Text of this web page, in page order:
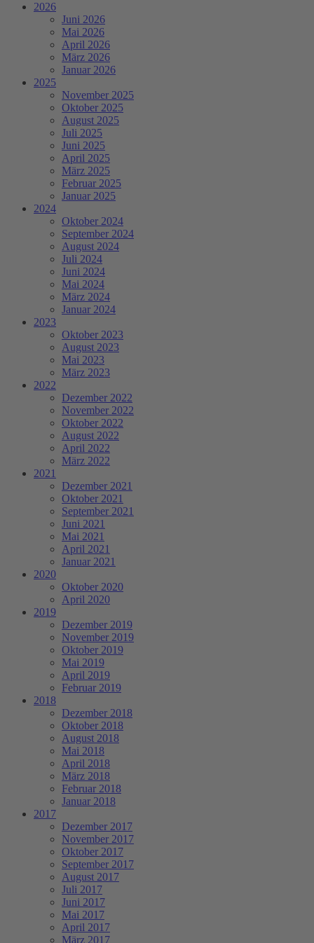
2026
Juni 2026
Mai 2026
April 2026
März 2026
Januar 2026
2025
November 2025
Oktober 2025
August 2025
Juli 2025
Juni 2025
April 2025
März 2025
Februar 2025
Januar 2025
2024
Oktober 2024
September 2024
August 2024
Juli 2024
Juni 2024
Mai 2024
März 2024
Januar 2024
2023
Oktober 2023
August 2023
Mai 2023
März 2023
2022
Dezember 2022
November 2022
Oktober 2022
August 2022
April 2022
März 2022
2021
Dezember 2021
Oktober 2021
September 2021
Juni 2021
Mai 2021
April 2021
Januar 2021
2020
Oktober 2020
April 2020
2019
Dezember 2019
November 2019
Oktober 2019
Mai 2019
April 2019
Februar 2019
2018
Dezember 2018
Oktober 2018
August 2018
Mai 2018
April 2018
März 2018
Februar 2018
Januar 2018
2017
Dezember 2017
November 2017
Oktober 2017
September 2017
August 2017
Juli 2017
Juni 2017
Mai 2017
April 2017
März 2017